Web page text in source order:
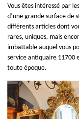
Vous êtes intéressé par
d’une grande surface de
différents articles dont
rares, uniques, mais
imbattable auquel vous
service antiquaire 11700
toute époque.